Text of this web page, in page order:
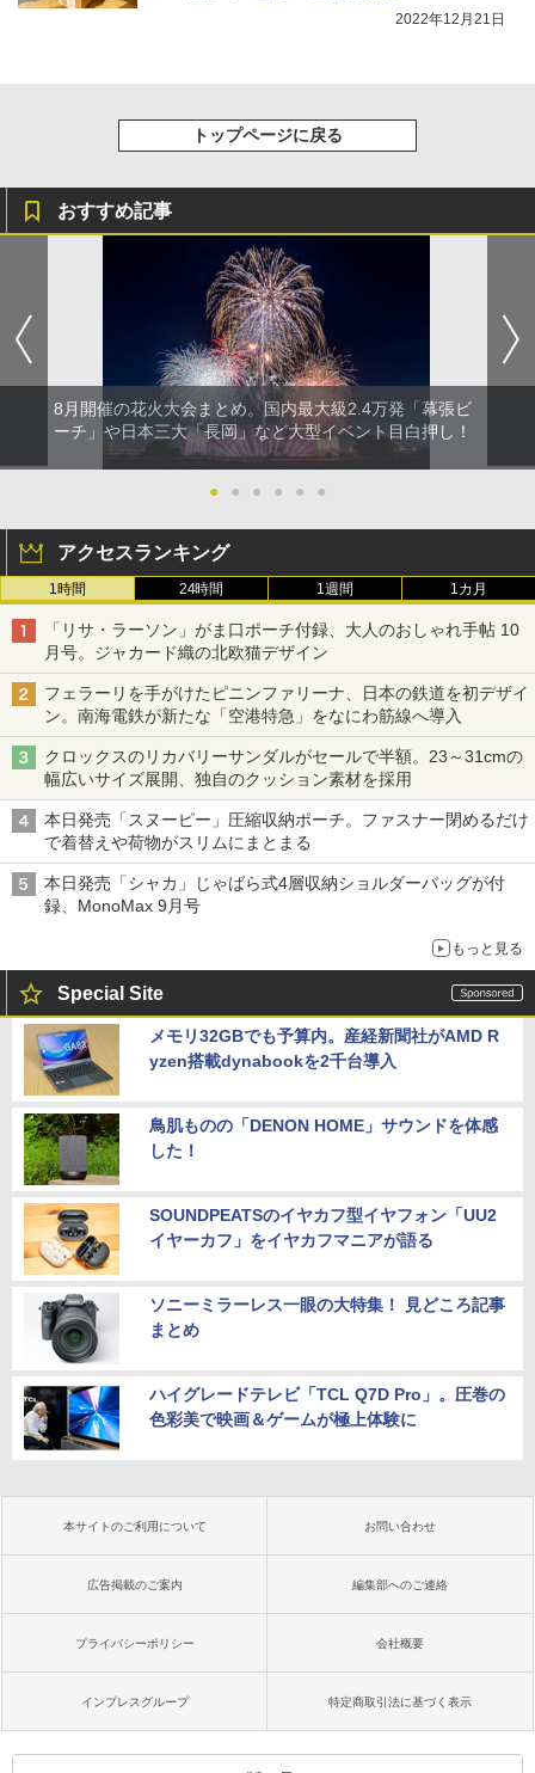
2022年12月21日
トップページに戻る
おすすめ記事
8月開催の花火大会まとめ。国内最大級2.4万発「幕張ビ
ーチ」や日本三大「長岡」など大型イベント目白押し！
● ● ● ● ● ●
アクセスランキング
1時間 24時間 1週間 1カ月
「リサ・ラーソン」がま口ポーチ付録、大人のおしゃれ手帖 10
月号。ジャカード織の北欧猫デザイン
フェラーリを手がけたピニンファリーナ、日本の鉄道を初デザイ
ン。南海電鉄が新たな「空港特急」をなにわ筋線へ導入
クロックスのリカバリーサンダルがセールで半額。23～31cmの
幅広いサイズ展開、独自のクッション素材を採用
本日発売「スヌーピー」圧縮収納ポーチ。ファスナー閉めるだけ
で着替えや荷物がスリムにまとまる
本日発売「シャカ」じゃばら式4層収納ショルダーバッグが付
録、MonoMax 9月号
もっと見る
Special Site
メモリ32GBでも予算内。産経新聞社がAMD R
yzen搭載dynabookを2千台導入
鳥肌ものの「DENON HOME」サウンドを体感
した！
SOUNDPEATSのイヤカフ型イヤフォン「UU2
イヤーカフ」をイヤカフマニアが語る
ソニーミラーレス一眼の大特集！ 見どころ記事
まとめ
ハイグレードテレビ「TCL Q7D Pro」。圧巻の
色彩美で映画＆ゲームが極上体験に
本サイトのご利用について お問い合わせ
広告掲載のご案内 編集部へのご連絡
プライバシーポリシー 会社概要
インプレスグループ 特定商取引法に基づく表示